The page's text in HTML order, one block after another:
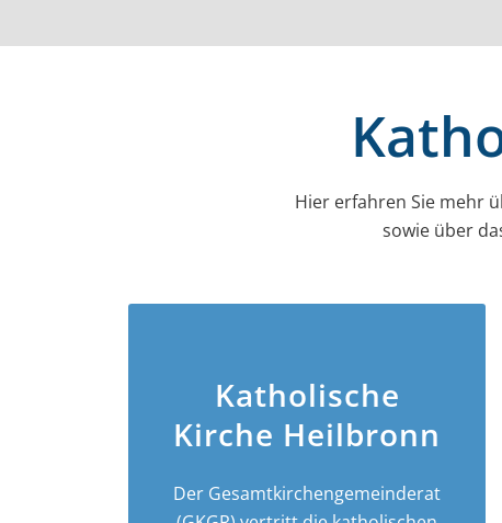
Hier erfahren Sie mehr
sowie über
Katholische
Kirche Heilbronn
Der Gesamt­­kirchen­­gemeinderat